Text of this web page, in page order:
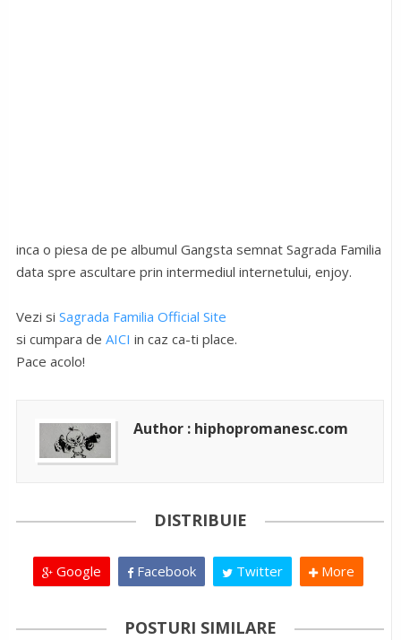
inca o piesa de pe albumul Gangsta semnat Sagrada Familia
data spre ascultare prin intermediul internetului, enjoy.
Vezi si Sagrada Familia Official Site
si cumpara de AICI in caz ca-ti place.
Pace acolo!
Author : hiphopromanesc.com
DISTRIBUIE
Google Facebook Twitter More
POSTURI SIMILARE